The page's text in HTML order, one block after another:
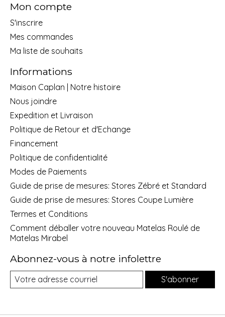
Mon compte
S'inscrire
Mes commandes
Ma liste de souhaits
Informations
Maison Caplan | Notre histoire
Nous joindre
Expedition et Livraison
Politique de Retour et d'Echange
Financement
Politique de confidentialité
Modes de Paiements
Guide de prise de mesures: Stores Zébré et Standard
Guide de prise de mesures: Stores Coupe Lumière
Termes et Conditions
Comment déballer votre nouveau Matelas Roulé de
Matelas Mirabel
Abonnez-vous à notre infolettre
S'abonner